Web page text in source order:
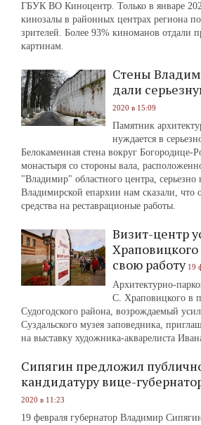
ГБУК ВО Киноцентр. Только в январе
кинозалы в районных центрах региона
зрителей. Более 93% киноманов отдали
картинам.
Стены
дали
2020 в 15:09
Памятник
нуждается в
Белокаменная стена вокруг Богородице-
монастыря со стороны вала,
"Владимир" областного центра, серьезно
Владимирской епархии нам сказали, что
средства на реставрационые работы.
Визит-центр
свою работу 19
Архитектурно-
С. Храповицкого в
Судогодского района, возрождаемый
Суздальского музея заповедника,
на выставку художника-акварелиста
Сипягин предложил
кандидатуру вице-
2020 в 11:23
19 февраля губернатор Владимир